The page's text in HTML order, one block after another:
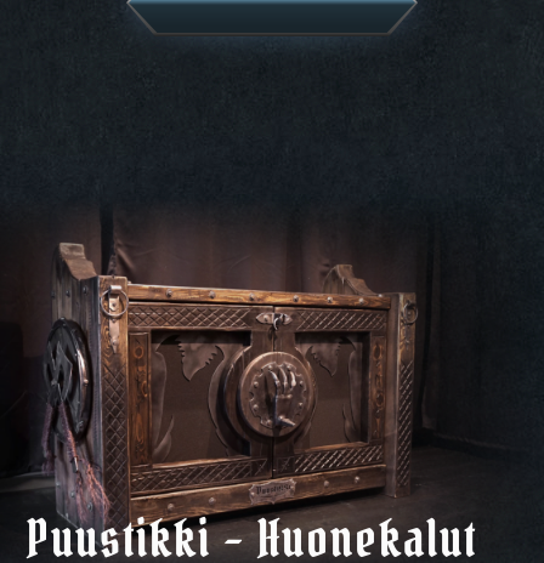
Puustikki – Huonekalut